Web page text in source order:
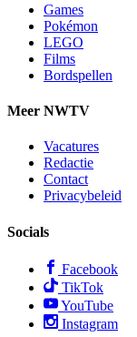
Games
Pokémon
LEGO
Films
Bordspellen
Meer NWTV
Vacatures
Redactie
Contact
Privacybeleid
Socials
Facebook
TikTok
YouTube
Instagram